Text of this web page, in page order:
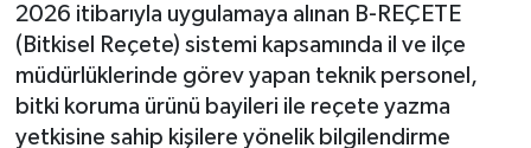
2026 itibarıyla uygulamaya alınan B-REÇETE
(Bitkisel Reçete) sistemi kapsamında il ve ilçe
müdürlüklerinde görev yapan teknik personel,
bitki koruma ürünü bayileri ile reçete yazma
yetkisine sahip kişilere yönelik bilgilendirme
Bilim & Teknoloji
Dünya
Son Dakika Haberleri
Haber Arşivi